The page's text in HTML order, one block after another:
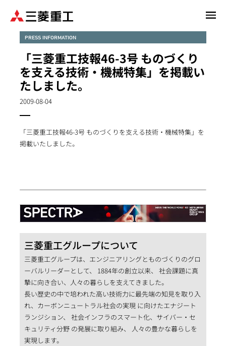
PRESS INFORMATION
「三菱重工技報46-3号 ものづくり
を支える技術・機械特集」を掲載い
たしました。
2009-08-04
「三菱重工技報46-3号 ものづくりを支える技術・機械特集」を
掲載いたしました。
三菱重工グループについて
三菱重工グループは、エンジニアリングとものづくりのグロ
ーバルリーダーとして、 1884年の創立以来、 社会課題に真
摯に向き合い、人々の暮らしを支えてきました。
長い歴史の中で培われた高い技術力に最先端の知見を取り入
れ、カーボンニュートラル社会の実現 に向けたエナジート
ランジション、 社会インフラのスマート化、サイバー・セ
キュリティ分野 の発展に取り組み、 人々の豊かな暮らしを
実現します。